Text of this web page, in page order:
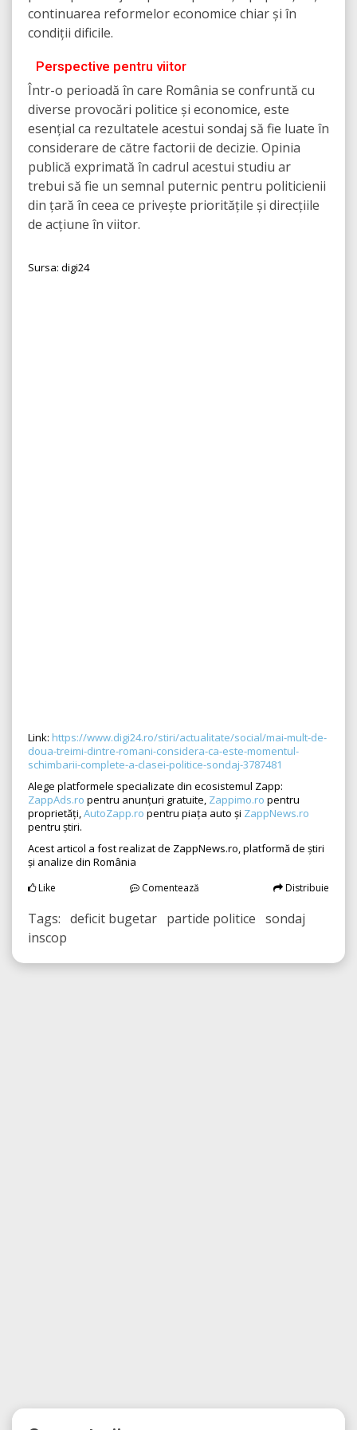
continuarea reformelor economice chiar și în
condiții dificile.
Perspective pentru viitor
Într-o perioadă în care România se confruntă cu
diverse provocări politice și economice, este
esențial ca rezultatele acestui sondaj să fie luate în
considerare de către factorii de decizie. Opinia
publică exprimată în cadrul acestui studiu ar
trebui să fie un semnal puternic pentru politicienii
din țară în ceea ce privește prioritățile și direcțiile
de acțiune în viitor.
Sursa: digi24
Link: https://www.digi24.ro/stiri/actualitate/social/mai-mult-de-
doua-treimi-dintre-romani-considera-ca-este-momentul-
schimbarii-complete-a-clasei-politice-sondaj-3787481
Alege platformele specializate din ecosistemul Zapp:
ZappAds.ro pentru anunțuri gratuite, Zappimo.ro pentru
proprietăți,AutoZapp.ro pentru piața auto și ZappNews.ro
pentru știri.
Acest articol a fost realizat de ZappNews.ro, platformă de știri
și analize din România
Like Comentează Distribuie
Tags: deficit bugetar partide politice sondaj
inscop